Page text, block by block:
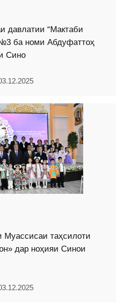
давлатии “Мактаби
ба номи Абдуфаттоҳ
Сино
таҳсилоти
дар ноҳияи Синои